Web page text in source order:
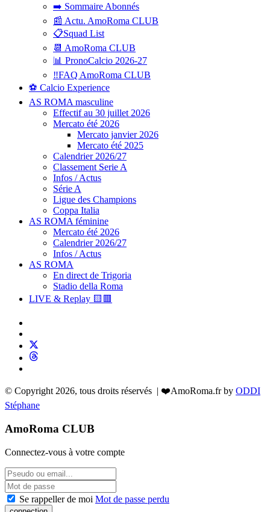
➡️ Sommaire Abonnés
📰 Actu. AmoRoma CLUB
📋Squad List
📆 AmoRoma CLUB
📊 PronoCalcio 2026-27
‼️FAQ AmoRoma CLUB
⚽ Calcio Experience
AS ROMA masculine
Effectif au 30 juillet 2026
Mercato été 2026
Mercato janvier 2026
Mercato été 2025
Calendrier 2026/27
Classement Serie A
Infos / Actus
Série A
Ligue des Champions
Coppa Italia
AS ROMA féminine
Mercato été 2026
Calendrier 2026/27
Infos / Actus
AS ROMA
En direct de Trigoria
Stadio della Roma
LIVE & Replay 🟨🟥
© Copyright 2026, tous droits réservés | ❤️AmoRoma.fr by ODDI
Stéphane
AmoRoma CLUB
Connectez-vous à votre compte
Se rappeller de moi Mot de passe perdu